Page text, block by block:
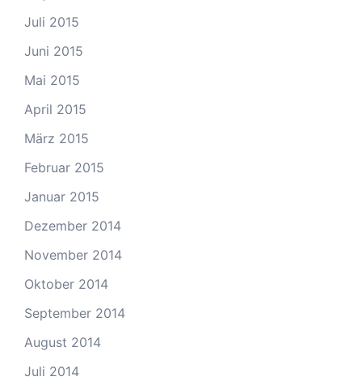
Juli 2015
Juni 2015
Mai 2015
April 2015
März 2015
Februar 2015
Januar 2015
Dezember 2014
November 2014
Oktober 2014
September 2014
August 2014
Juli 2014